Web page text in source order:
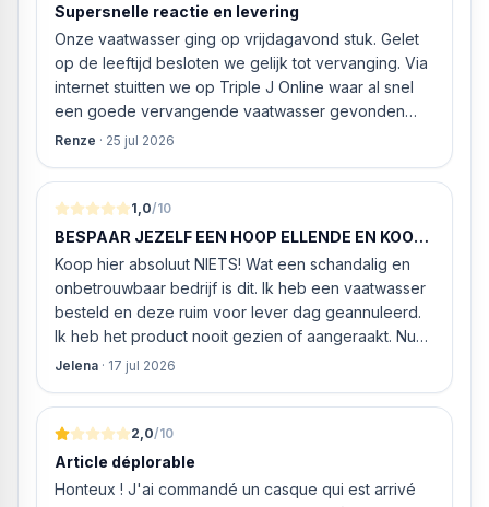
Supersnelle reactie en levering
Onze vaatwasser ging op vrijdagavond stuk. Gelet
op de leeftijd besloten we gelijk tot vervanging. Via
internet stuitten we op Triple J Online waar al snel
een goede vervangende vaatwasser gevonden
werd. ‘s Ochtends even gebeld met de
geïnstalleerd kan worden. Dit bleek het geval tegen
alleszins concurrente prijzen. De vriendelijke
medewerker gaf aan dat, als we gelijk via de
website gingen bestellen en betalen, hij z’n best
ging doen om ‘s middags nog te leveren. Het
bleken geen loze woorden: om 16.00 uur werd de
Neff vaatwasser geleverd en ver
Renze · 25 jul 2026
1,0/10
BESPAAR JEZELF EEN HOOP ELLENDE EN KOOP
HIER NIETS!
Koop hier absoluut NIETS! Wat een schandalig en
onbetrouwbaar bedrijf is dit. Ik heb een vaatwasser
besteld en deze ruim voor lever dag geannuleerd.
Ik heb het product nooit gezien of aangeraakt. Nu
weigeren ze gewoon om mijn geld volledig terug te
van MIJN geld inhouden!
Jelena · 17 jul 2026
2,0/10
Article déplorable
Honteux ! J'ai commandé un casque qui est arrivé